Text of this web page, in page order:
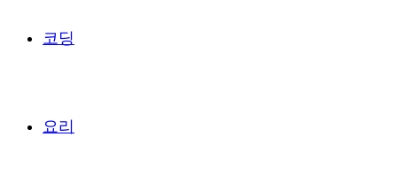
코딩
요리